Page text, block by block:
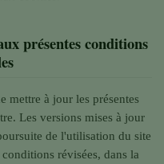
présentes conditions
mettre à jour les présentes
Les versions mises à jour
de l'utilisation du site
révisées, dans la